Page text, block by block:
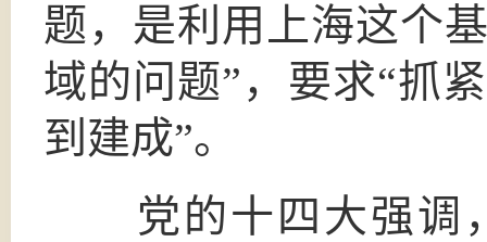
题，是利用上海这个
域的问题”，要求“抓
到建成”。
党的十四大强调